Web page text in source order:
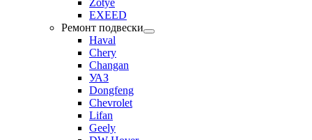
Zotye
EXEED
Ремонт подвески
Haval
Chery
Changan
УАЗ
Dongfeng
Chevrolet
Lifan
Geely